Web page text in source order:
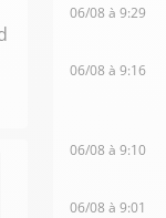
06/08 à 9:29
06/08 à 9:16
06/08 à 9:10
06/08 à 9:01